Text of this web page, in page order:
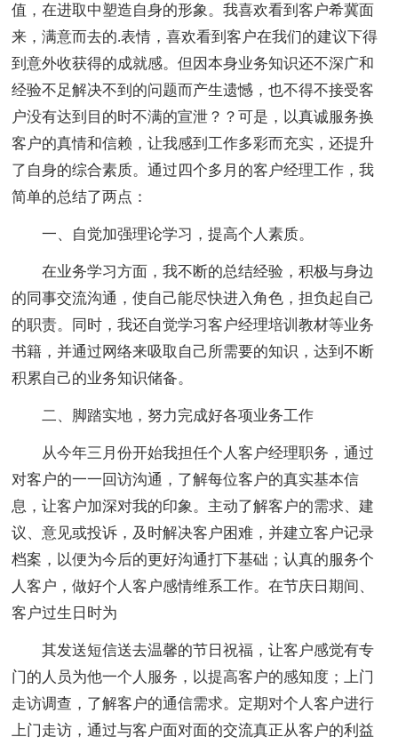
值，在进取中塑造自身的形象。我喜欢看到客户希冀面
来，满意而去的.表情，喜欢看到客户在我们的建议下得
到意外收获得的成就感。但因本身业务知识还不深广和
经验不足解决不到的问题而产生遗憾，也不得不接受客
户没有达到目的时不满的宣泄？？可是，以真诚服务换
客户的真情和信赖，让我感到工作多彩而充实，还提升
了自身的综合素质。通过四个多月的客户经理工作，我
简单的总结了两点：
一、自觉加强理论学习，提高个人素质。
在业务学习方面，我不断的总结经验，积极与身边
的同事交流沟通，使自己能尽快进入角色，担负起自己
的职责。同时，我还自觉学习客户经理培训教材等业务
书籍，并通过网络来吸取自己所需要的知识，达到不断
积累自己的业务知识储备。
二、脚踏实地，努力完成好各项业务工作
从今年三月份开始我担任个人客户经理职务，通过
对客户的一一回访沟通，了解每位客户的真实基本信
息，让客户加深对我的印象。主动了解客户的需求、建
议、意见或投诉，及时解决客户困难，并建立客户记录
档案，以便为今后的更好沟通打下基础；认真的服务个
人客户，做好个人客户感情维系工作。在节庆日期间、
客户过生日时为
其发送短信送去温馨的节日祝福，让客户感觉有专
门的人员为他一个人服务，以提高客户的感知度；上门
走访调查，了解客户的通信需求。定期对个人客户进行
上门走访，通过与客户面对面的交流真正从客户的利益